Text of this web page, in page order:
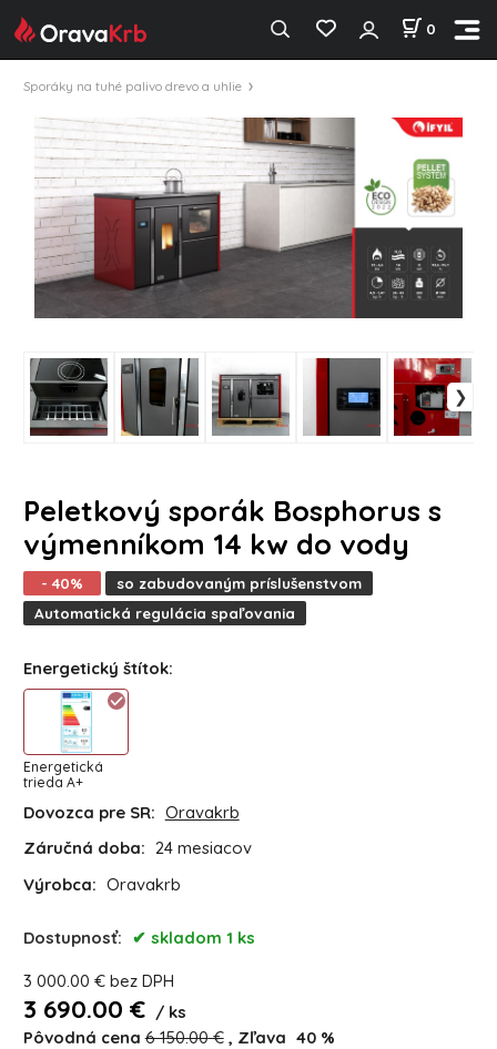
0
Sporáky na tuhé palivo drevo a uhlie
Peletkový sporák Bosphorus s
výmenníkom 14 kw do vody
- 40%
so zabudovaným príslušenstvom
Automatická regulácia spaľovania
Energetický štítok:
Energetická
trieda A+
Dovozca pre SR: Oravakrb
Záručná doba: 24 mesiacov
Výrobca: Oravakrb
Dostupnosť: skladom 1 ks
3 000.00 € bez DPH
3 690.00 €
ks
Pôvodná cena 6 150.00€ Zľava 40%